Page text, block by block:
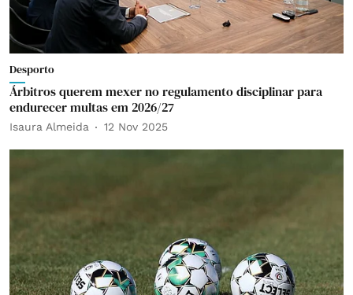
Desporto
Árbitros querem mexer no regulamento disciplinar para
endurecer multas em 2026/27
Isaura Almeida 12 Nov 2025